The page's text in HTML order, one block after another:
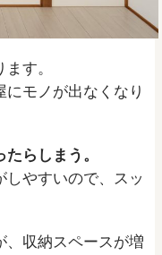
す。
モノが出なくなり
らしまう。
やすいので、スッ
、収納スペースが増